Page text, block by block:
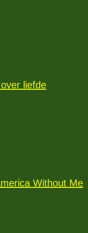
liefde
Without Me